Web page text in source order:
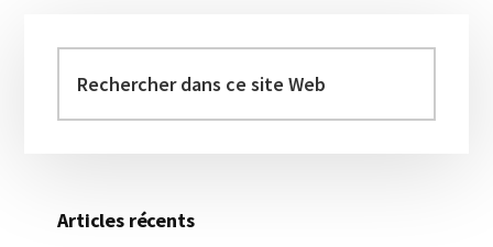
latérale
principale
dans
ce
Articles récents